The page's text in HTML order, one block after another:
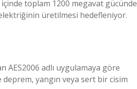
içinde toplam 1200 megavat gücünde
üretilmesi hedefleniyor.
AES2006 adlı uygulamaya göre
yangın veya sert bir cisim